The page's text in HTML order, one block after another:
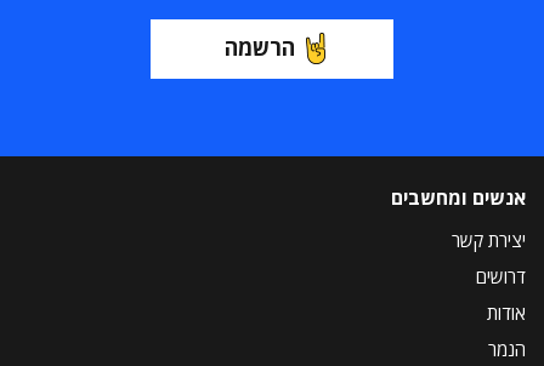
הרשמה
אנשים ומחשבים
יצירת קשר
דרושים
אודות
הנמר